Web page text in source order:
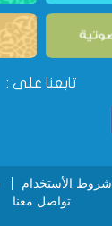
تابعنا على :
شروط الأستخدام
تواصل معنا